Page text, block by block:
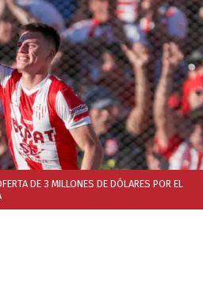
DE 3 MILLONES DE DÓLARES POR EL